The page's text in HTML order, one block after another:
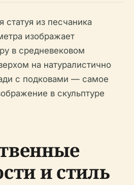
статуя из песчаника
изображает
в средневековом
на натуралистично
с подковами — самое
в скульптуре
и стиль